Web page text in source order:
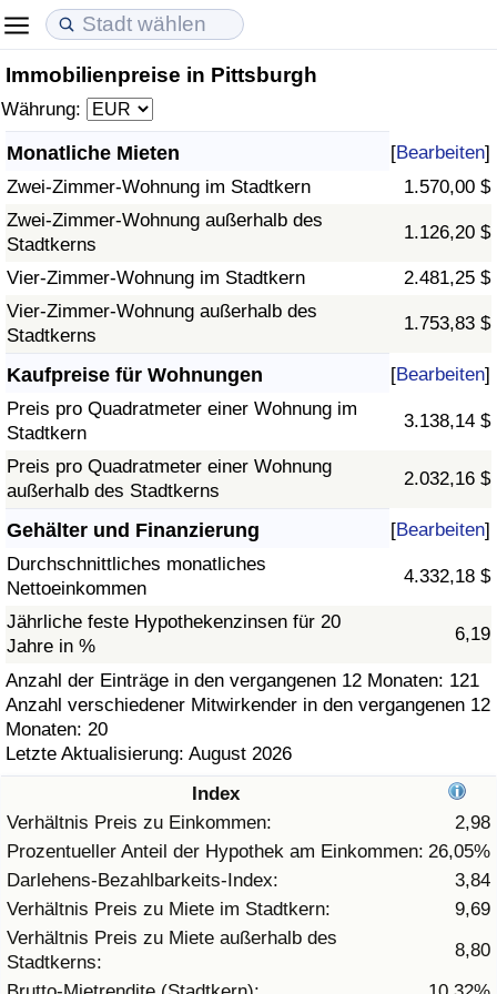
Immobilienpreise in Pittsburgh
Währung:
Monatliche Mieten [Bearbeiten]
Zwei-Zimmer-Wohnung im Stadtkern
1.570,00 $
Zwei-Zimmer-Wohnung außerhalb des
Stadtkerns
1.126,20 $
Vier-Zimmer-Wohnung im Stadtkern
2.481,25 $
Vier-Zimmer-Wohnung außerhalb des
Stadtkerns
1.753,83 $
Kaufpreise für Wohnungen [Bearbeiten]
Preis pro Quadratmeter einer Wohnung im
Stadtkern
3.138,14 $
Preis pro Quadratmeter einer Wohnung
außerhalb des Stadtkerns
2.032,16 $
Gehälter und Finanzierung [Bearbeiten]
Durchschnittliches monatliches
Nettoeinkommen
4.332,18 $
Jährliche feste Hypothekenzinsen für 20
Jahre in %
6,19
Anzahl der Einträge in den vergangenen 12 Monaten: 121
Anzahl verschiedener Mitwirkender in den vergangenen 12
Monaten: 20
Letzte Aktualisierung: August 2026
Index
Verhältnis Preis zu Einkommen:
2,98
Prozentueller Anteil der Hypothek am Einkommen: 26,05%
Darlehens-Bezahlbarkeits-Index:
3,84
Verhältnis Preis zu Miete im Stadtkern:
9,69
Verhältnis Preis zu Miete außerhalb des
Stadtkerns:
8,80
Lebenshaltungskosten
Lebenshaltungskosten-Index (aktuell)
Lebenshaltungskosten-Index
Lebenshaltungskosten-Index nach Land
in Akaba
Immobilienpreise
Immobilienpreis-Index (aktuell)
Immobilienpreis-Index
Immobilienpreis-Index nach Land
Lebensqualität
Lebensqualität-Index
Lebensqualität-Index (aktuell)
Lebensqualitätsindex nach Land
Kriminalität
Kriminalitäts-Index (aktuell)
Kriminalitäts-Index
Kriminalitätsindex nach Land
Gesundheitsversorgung
Gesundheitsversorgungs-Index (aktuell)
Gesundheitsversorgungs-Index
Gesundheitsversorgungs-Index nach Land
Umweltverschmutzung
Umweltverschmutzungs-Index (aktuell)
Verschmutzungsindex
Umweltverschmutzungs-Index nach Land
Verkehr